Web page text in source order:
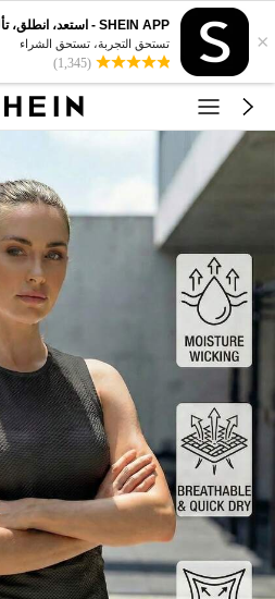
×
SHEIN APP - استعد، انطلق، تألق بالأناقة!
تستحق التجربة، تستحق الشراء
(1,345)